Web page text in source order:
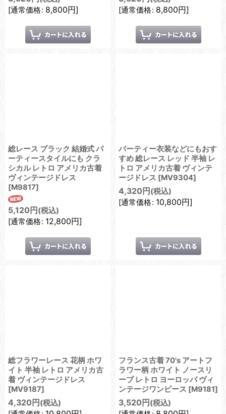
[通常価格: 8,800円]
[通常価格: 8,800円]
総レース ブラック 結婚式 パ
ーティースタイルにも クラ
シカル レトロ アメリカ古着
ヴィンテージドレス
[M9817]
5,120 円 (税込)
[通常価格: 12,800円]
パーティー衣装などにもおす
すめ 総レース レッド 半袖 レ
トロ アメリカ古着 ヴィンテ
ージドレス [MV9304]
4,320 円 (税込)
[通常価格: 10,800円]
総フラワーレース 花柄 ホワ
イト 半袖 レトロ アメリカ古
着 ヴィンテージドレス
[MV9187]
4,320 円 (税込)
フランス古着 70's アートフ
ラワー柄 ホワイト ノースリ
ーブ レトロ ヨーロッパ ヴィ
ンテージワンピース [M9181]
3,520 円 (税込)